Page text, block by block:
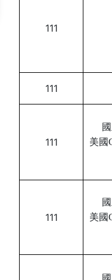
111
111
111
美國
111
美國